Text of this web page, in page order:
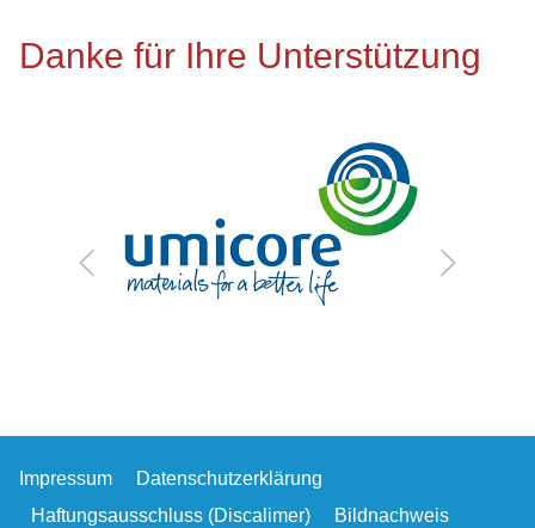
Danke für Ihre Unterstützung
Impressum
Datenschutzerklärung
Haftungsausschluss (Discalimer)
Bildnachweis